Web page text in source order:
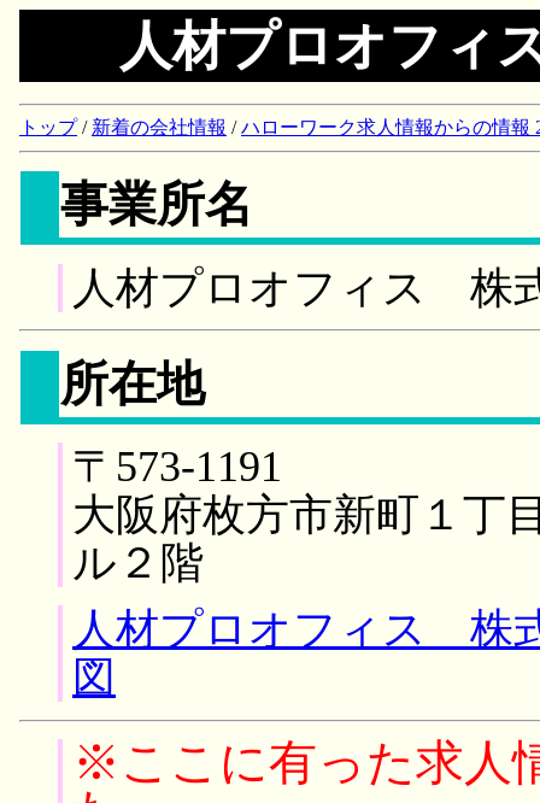
人材プロオフ
トップ/ 新着の会社情報 /ハローワーク求人情報からの情報
事業所名
人材プロオフィス 株
所在地
〒573-1191
大阪府枚方市新町１丁
ル２階
人材プロオフィス 株
図
※ここに有った求人